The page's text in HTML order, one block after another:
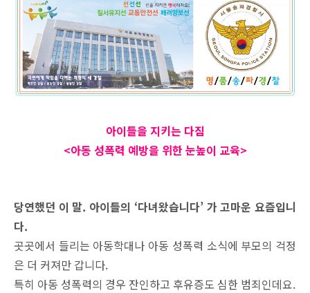
아이들을 지키는 다짐
<아동 성폭력 예방을 위한 눈높이 교육>
당연했던 이 말. 아이들의 ‘다녀왔습니다’ 가 고마운 요즘입니
다.
곳곳에서 들리는 아동학대나 아동 성폭력 소식에 부모의 걱정
은 더 커져만 갑니다.
특히 아동 성폭력의 경우 잔인하고 후유증도 심한 범죄인데요.